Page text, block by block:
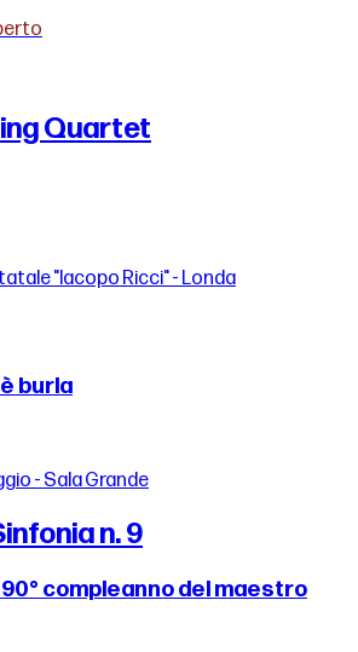
Quartet
"Iacopo Ricci" - Londa
burla
- Sala Grande
n. 9
compleanno del maestro